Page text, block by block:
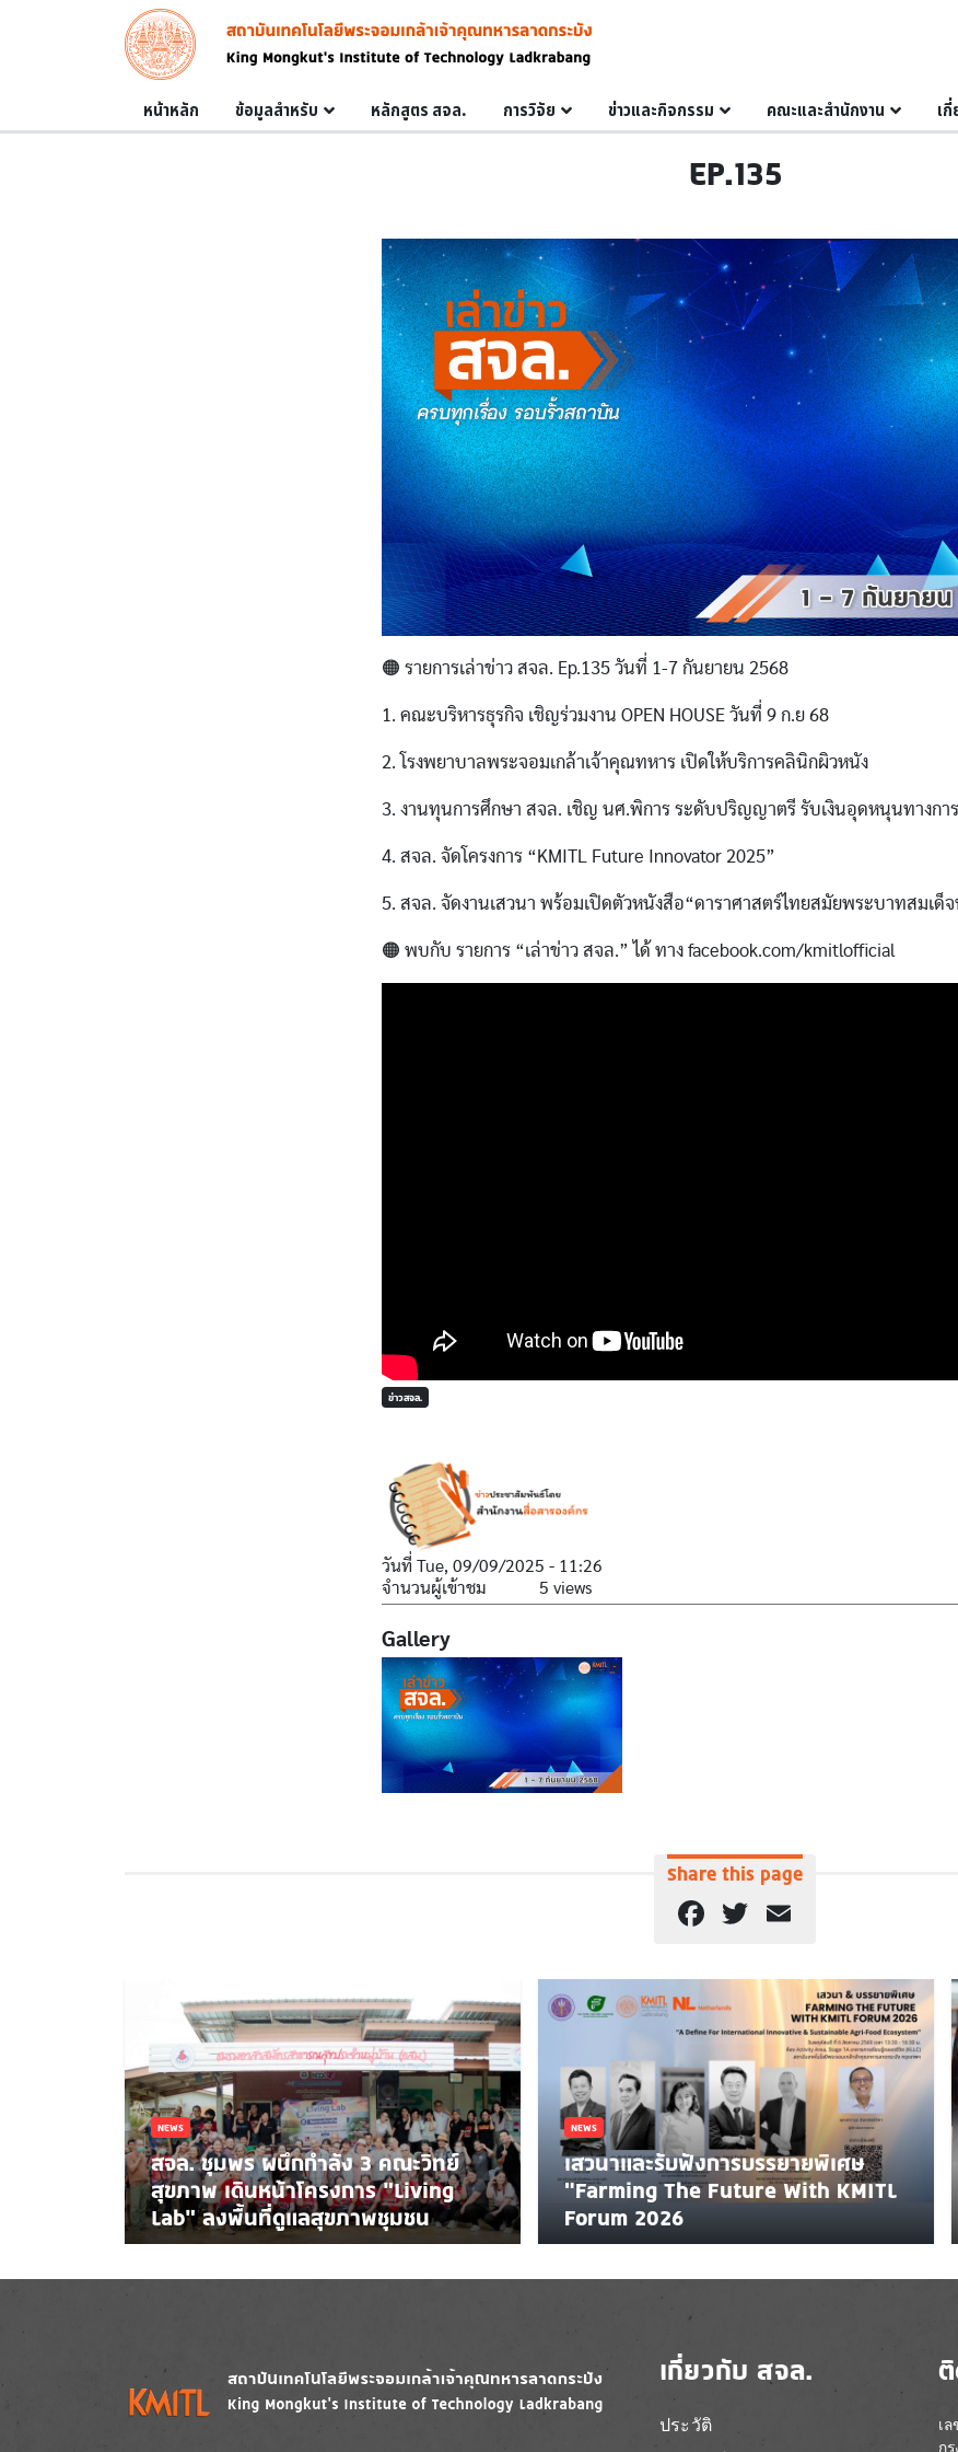
Skip to main content
Image
Main navigation
หน้าหลัก ข้อมูลสำหรับ หลักสูตร สจล. การวิจัย ข่าวและกิจกรรม คณะและสำนักงาน เ
EP.135
🟠 รายการเล่าข่าว สจล. Ep.135 วันที่ 1-7 กันยายน 2568
1. คณะบริหารธุรกิจ เชิญร่วมงาน OPEN HOUSE วันที่ 9 ก.ย 68
2. โรงพยาบาลพระจอมเกล้าเจ้าคุณทหาร เปิดให้บริการคลินิกผิวหนัง
3. งานทุนการศึกษา สจล. เชิญ นศ.พิการ ระดับปริญญาตรี รับเงินอุดหนุนทางกา
4. สจล. จัดโครงการ “KMITL Future Innovator 2025”
5. สจล. จัดงานเสวนา พร้อมเปิดตัวหนังสือ“ดาราศาสตร์ไทยสมัยพระบาทสมเด็จ
🟠 พบกับ รายการ “เล่าข่าว สจล.” ได้ ทาง facebook.com/kmitlofficial
ข่าวสจล.
วันที่Tue, 09/09/2025 - 11:26
จำนวนผู้เข้าชม
5 views
Gallery
Share this page
Facebook
Twitter
NEWS
สจล. ชุมพร ผนึกกำลัง 3 คณะวิทย์
สุขภาพ เดินหน้าโครงการ “Living
Lab” ลงพื้นที่ดูแลสุขภาพชุมชน
NEWS
เสวนาและรับฟังการบรรยายพิเศษ
"Farming The Future With KMITL
Forum 2026
Image Image เกี่ยวกับ สจล.
ประวัติ
เ
ก